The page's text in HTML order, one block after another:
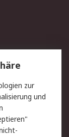
zur
und